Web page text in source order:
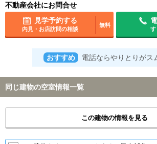
不動産会社にお問合せ
見学予約する
内見・お店訪問の相談
無料
す
おすすめ 電話ならやりとりがス
同じ建物の空室情報一覧
この建物の情報を見る